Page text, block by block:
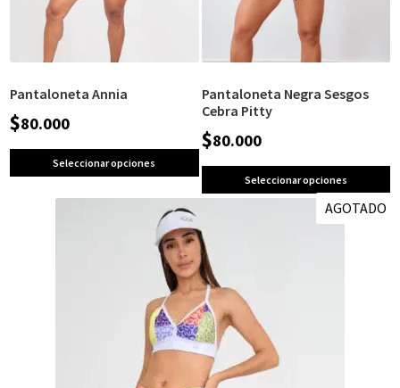
Pantaloneta Annia
$80.000
Seleccionar opciones
Pantaloneta Negra Sesgos
Cebra Pitty
$80.000
Seleccionar opciones
AGOTADO